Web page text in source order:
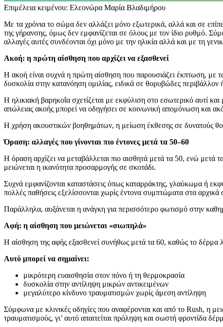
Επιμέλεια κειμένου: Ελεονώρα Μαρία Βλαδιμήρου
Με τα χρόνια το σώμα δεν αλλάζει μόνο εξωτερικά, αλλά και σε
της γήρανσης, όμως δεν εμφανίζεται σε όλους με τον ίδιο ρυθμό.
αλλαγές αυτές συνδέονται όχι μόνο με την ηλικία αλλά και με τη
Ακοή: η πρώτη αίσθηση που αρχίζει να εξασθενεί
Η ακοή είναι συχνά η πρώτη αίσθηση που παρουσιάζει έκπτωση, με
δυσκολία στην κατανόηση ομιλίας, ειδικά σε θορυβώδες περιβάλλον
Η ηλικιακή βαρηκοΐα σχετίζεται με εκφύλιση στο εσωτερικό αυτί
απώλειας ακοής μπορεί να οδηγήσει σε κοινωνική απομόνωση και
Η χρήση ακουστικών βοηθημάτων, η μείωση έκθεσης σε δυνατούς
Όραση: αλλαγές που γίνονται πιο έντονες μετά τα 50–60
Η όραση αρχίζει να μεταβάλλεται πιο αισθητά μετά τα 50, ενώ μετά
μειώνεται η ικανότητα προσαρμογής σε σκοτάδι.
Συχνά εμφανίζονται καταστάσεις όπως καταρράκτης, γλαύκωμα ή
πολλές παθήσεις εξελίσσονται χωρίς έντονα συμπτώματα στα αρχικά
Παράλληλα, αυξάνεται η ανάγκη για περισσότερο φωτισμό στην
Αφή: η αίσθηση που μειώνεται «σιωπηλά»
Η αίσθηση της αφής εξασθενεί συνήθως μετά τα 60, καθώς το δέρμα
Αυτό μπορεί να σημαίνει:
μικρότερη ευαισθησία στον πόνο ή τη θερμοκρασία
δυσκολία στην αντίληψη μικρών αντικειμένων
μεγαλύτερο κίνδυνο τραυματισμών χωρίς άμεση αντίληψη
Σύμφωνα με κλινικές οδηγίες που αναφέρονται και από το Rush, η
τραυματισμούς, γι’ αυτό απαιτείται πρόληψη και σωστή φροντίδα